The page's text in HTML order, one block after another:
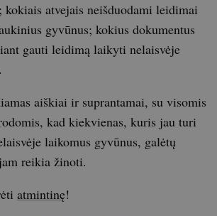
kokiais atvejais neišduodami leidimai
gyvūnus; kokius dokumentus
gauti leidimą laikyti nelaisvėje
aiškiai ir suprantamai, su visomis
kad kiekvienas, kuris jau turi
laikomus gyvūnus, galėtų
reikia žinoti.
atmintinę!